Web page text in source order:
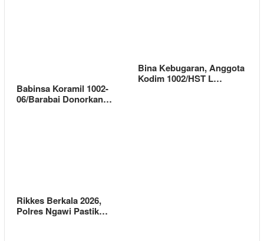
Babinsa Koramil 1002-
06/Barabai Donorkan…
Bina Kebugaran, Anggota
Kodim 1002/HST L…
Rikkes Berkala 2026,
Polres Ngawi Pastik…